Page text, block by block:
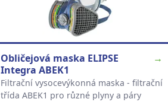
Obličejová maska ELIPSE
Integra ABEK1
→
Filtrační vysocevýkonná maska - filtrační
třída ABEK1 pro různé plyny a páry